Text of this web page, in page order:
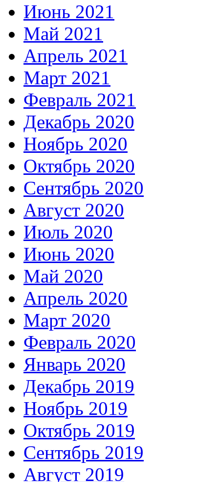
Июнь 2021
Май 2021
Апрель 2021
Март 2021
Февраль 2021
Декабрь 2020
Ноябрь 2020
Октябрь 2020
Сентябрь 2020
Август 2020
Июль 2020
Июнь 2020
Май 2020
Апрель 2020
Март 2020
Февраль 2020
Январь 2020
Декабрь 2019
Ноябрь 2019
Октябрь 2019
Сентябрь 2019
Август 2019